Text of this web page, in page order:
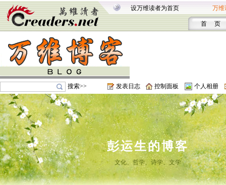
设万维读者为首页 万维
首 页
搜索>> 发表日志 控制面板 个人相册
彭运生的博客
文化、哲学、诗学、文学